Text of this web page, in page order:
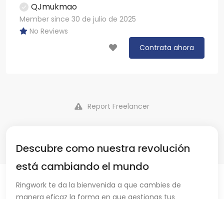
QJmukmao
Member since 30 de julio de 2025
No Reviews
Contrata ahora
Report Freelancer
Descubre como nuestra revolución
está cambiando el mundo
Ringwork te da la bienvenida a que cambies de
manera eficaz la forma en que gestionas tus